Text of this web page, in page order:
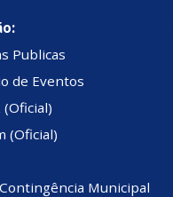
Publicas
de Eventos
(Oficial)
(Oficial)
Municipal